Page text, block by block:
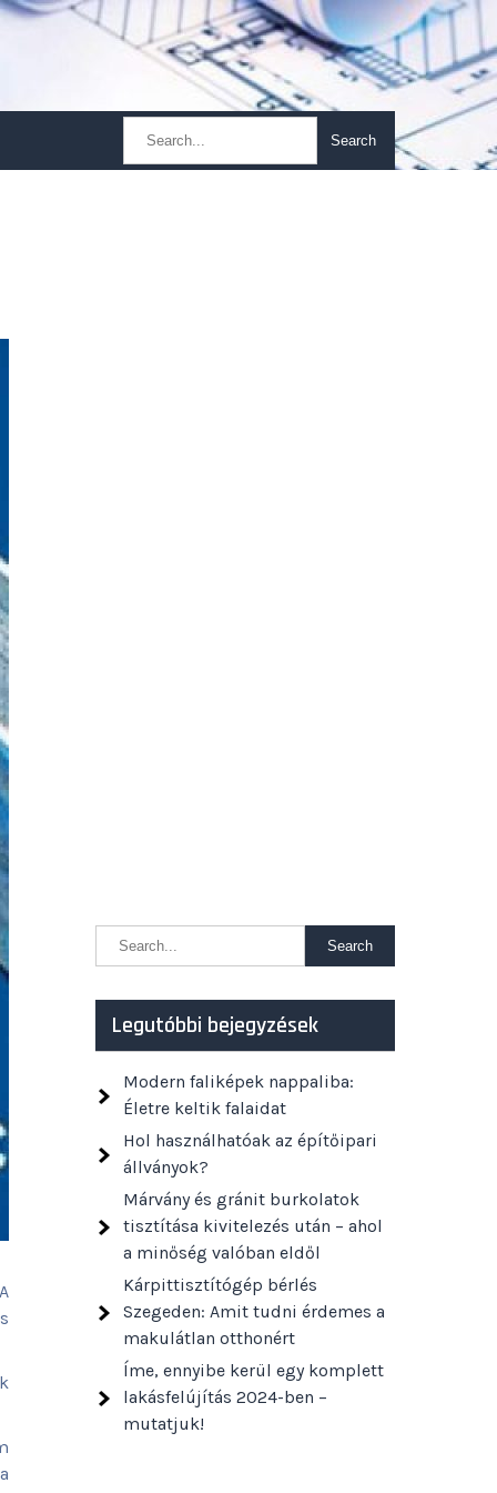
Legutóbbi bejegyzések
Modern faliképek nappaliba:
Életre keltik falaidat
Hol használhatóak az építőipari
állványok?
Márvány és gránit burkolatok
tisztítása kivitelezés után – ahol
a minőség valóban eldől
Kárpittisztítógép bérlés
Szegeden: Amit tudni érdemes a
makulátlan otthonért
Íme, ennyibe kerül egy komplett
lakásfelújítás 2024-ben –
mutatjuk!